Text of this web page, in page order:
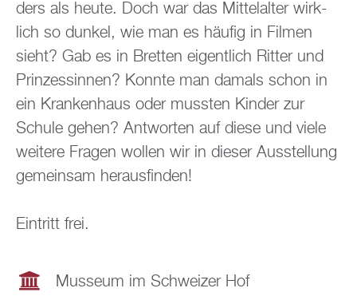
ders als heute. Doch war das Mit­tel­al­ter wirk­
lich so dun­kel, wie man es häu­fig in Fil­men
sieht? Gab es in Brett­en ei­gent­lich Rit­ter und
Prin­zes­sin­nen? Konn­te man da­mals schon in
ein Kran­ken­haus oder muss­ten Kin­der zur
Schu­le gehen? Ant­wor­ten auf diese und viele
wei­te­re Fra­gen wol­len wir in die­ser Aus­stel­lung
ge­mein­sam her­aus­fin­den!
Ein­tritt frei.
Mus­se­um im Schwei­zer Hof